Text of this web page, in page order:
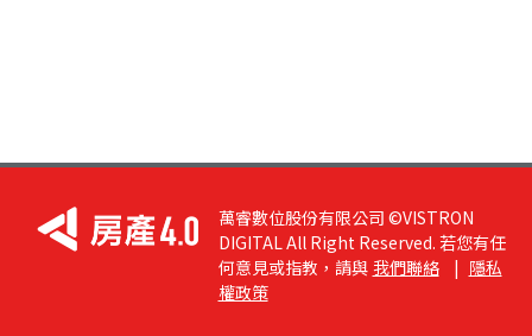
萬睿數位股份有限公司 ©VISTRON
DIGITAL All Right Reserved. 若您有任
何意見或指教，請與 我們聯絡 | 隱私
權政策